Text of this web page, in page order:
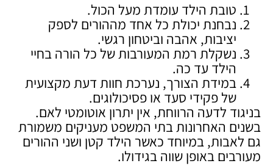
טובת הילד עומדת מעל הכול.
נבחנת יכולת כל אחד מההורים לספק
יציבות, אהבה וביטחון רגשי.
נשקלת רמת המעורבות של כל הורה בחיי
הילד עד כה.
במידת הצורך, נערכת חוות דעת מקצועית
של פקידי סעד או פסיכולוגים.
בניגוד לדעה הרווחת, אין יתרון אוטומטי לאם.
בשנים האחרונות בתי המשפט מעניקים משמורת
גם לאבות, במיוחד כאשר הילד קטן ושני ההורים
מעורבים באופן שווה בגידולו.